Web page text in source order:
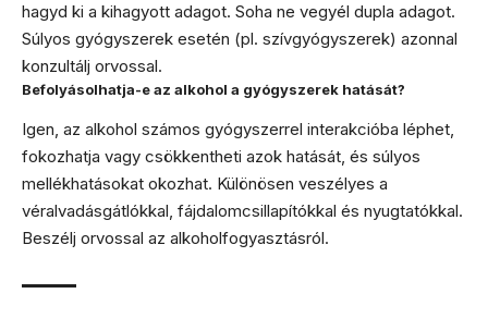
hagyd ki a kihagyott adagot. Soha ne vegyél dupla adagot.
Súlyos gyógyszerek esetén (pl. szívgyógyszerek) azonnal
konzultálj orvossal.
Befolyásolhatja-e az alkohol a gyógyszerek hatását?
Igen, az alkohol számos gyógyszerrel interakcióba léphet,
fokozhatja vagy csökkentheti azok hatását, és súlyos
mellékhatásokat okozhat. Különösen veszélyes a
véralvadásgátlókkal, fájdalomcsillapítókkal és nyugtatókkal.
Beszélj orvossal az alkoholfogyasztásról.